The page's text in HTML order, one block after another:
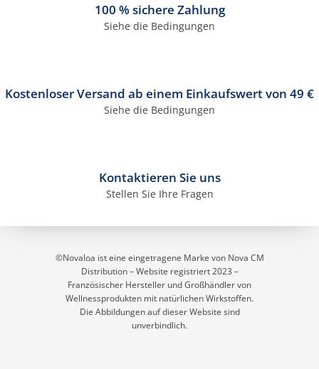
100 % sichere Zahlung
Siehe die Bedingungen
Kostenloser Versand ab einem Einkaufswert von 49 €
Siehe die Bedingungen
Kontaktieren Sie uns
Stellen Sie Ihre Fragen
©Novaloa ist eine eingetragene Marke von Nova CM
Distribution – Website registriert 2023 –
Französischer Hersteller und Großhändler von
Wellnessprodukten mit natürlichen Wirkstoffen.
Die Abbildungen auf dieser Website sind
unverbindlich.